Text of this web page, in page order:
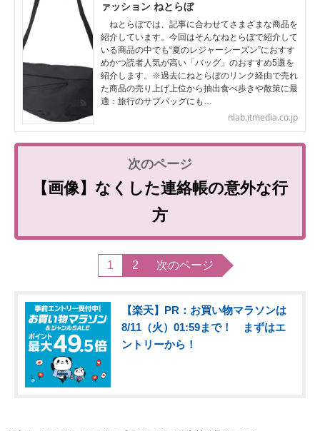
ァッション ねとらぼ
ねとらぼでは、記事に合わせてさまざまな商品を
紹介しています。今回はそんなねとらぼで紹介して
いる商品の中でも“夏のレジャーシーズン”におすす
めかつ読者人気が高い「バッグ」のおすすめ5選を
紹介します。※過去にねとらぼのリンク経由で売れ
た商品の売り上げ上位から抽出食べ歩きや散策に最
適：旅行のサブバッグにも…
nlab.itmedia.co.jp
【画像】なくした連絡帳の意外な行
方
1 2 次のページ
【楽天】PR：お買い物マラソンは
8/11（火）01:59まで！ まずはエ
ントリーから！